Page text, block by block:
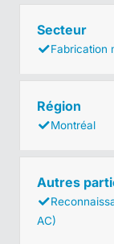
Secteur
Fabrication
Région
Montréal
Autres
AC)